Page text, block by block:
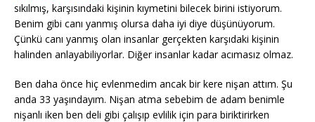
sıkılmış, karşısındaki kişinin kıymetini bilecek birini istiyorum.
Benim gibi canı yanmış olursa daha iyi diye düşünüyorum.
Çünkü canı yanmış olan insanlar gerçekten karşıdaki kişinin
halinden anlayabiliyorlar. Diğer insanlar kadar acımasız olmaz.
Ben daha önce hiç evlenmedim ancak bir kere nişan attım. Şu
anda 33 yaşındayım. Nişan atma sebebim de adam benimle
nişanlı iken ben deli gibi çalışıp evlilik için para biriktirirken